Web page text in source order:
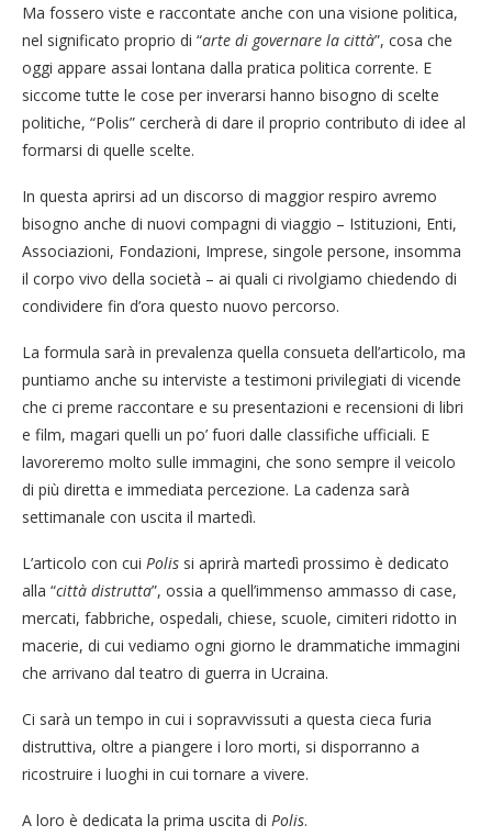
Ma fossero viste e raccontate anche con una visione politica,
nel significato proprio di “arte di governare la città”, cosa che
oggi appare assai lontana dalla pratica politica corrente. E
siccome tutte le cose per inverarsi hanno bisogno di scelte
politiche, “Polis” cercherà di dare il proprio contributo di idee al
formarsi di quelle scelte.
In questa aprirsi ad un discorso di maggior respiro avremo
bisogno anche di nuovi compagni di viaggio – Istituzioni, Enti,
Associazioni, Fondazioni, Imprese, singole persone, insomma
il corpo vivo della società – ai quali ci rivolgiamo chiedendo di
condividere fin d’ora questo nuovo percorso.
La formula sarà in prevalenza quella consueta dell’articolo, ma
puntiamo anche su interviste a testimoni privilegiati di vicende
che ci preme raccontare e su presentazioni e recensioni di libri
e film, magari quelli un po’ fuori dalle classifiche ufficiali. E
lavoreremo molto sulle immagini, che sono sempre il veicolo
di più diretta e immediata percezione. La cadenza sarà
settimanale con uscita il martedì.
L’articolo con cui Polis si aprirà martedì prossimo è dedicato
alla “città distrutta”, ossia a quell’immenso ammasso di case,
mercati, fabbriche, ospedali, chiese, scuole, cimiteri ridotto in
macerie, di cui vediamo ogni giorno le drammatiche immagini
che arrivano dal teatro di guerra in Ucraina.
Ci sarà un tempo in cui i sopravvissuti a questa cieca furia
distruttiva, oltre a piangere i loro morti, si disporranno a
ricostruire i luoghi in cui tornare a vivere.
A loro è dedicata la prima uscita di Polis.